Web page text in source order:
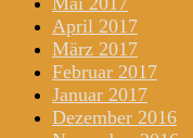
April 2017
März 2017
Februar 2017
Januar 2017
Dezember 2016